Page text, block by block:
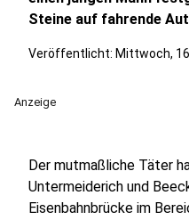
Steine auf fahrende
Veröffentlicht: Mittwoch,
Anzeige
Der mutmaßliche Täter
Untermeiderich und
Eisenbahnbrücke im